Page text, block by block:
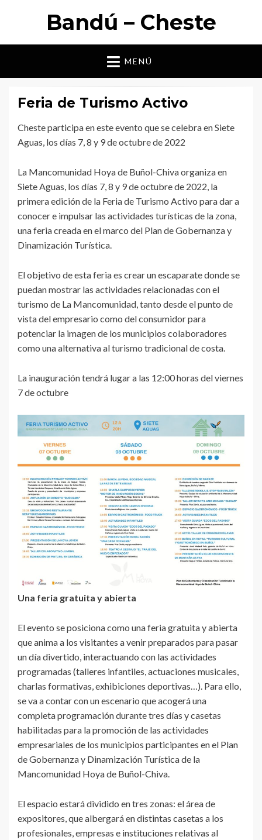
Bandú – Cheste
MENÚ
Feria de Turismo Activo
Cheste participa en este evento que se celebra en Siete
Aguas, los días 7, 8 y 9 de octubre de 2022
La Mancomunidad Hoya de Buñol-Chiva organiza en
Siete Aguas, los días 7, 8 y 9 de octubre de 2022, la
primera edición de la Feria de Turismo Activo para dar a
conocer e impulsar las actividades turísticas de la zona,
una feria creada en el marco del Plan de Gobernanza y
Dinamización Turística.
El objetivo de esta feria es crear un escaparate donde se
puedan mostrar las actividades relacionadas con el
turismo de La Mancomunidad, tanto desde el punto de
vista del empresario como del consumidor para
potenciar la imagen de los municipios colaboradores
como una alternativa al turismo tradicional de costa.
La inauguración tendrá lugar a las 12:00 horas del viernes
7 de octubre
Una feria gratuita y abierta
El evento se posiciona como una feria gratuita y abierta
que anima a los visitantes a venir preparados para pasar
un día divertido, interactuando con las actividades
programadas (talleres infantiles, actuaciones musicales,
charlas formativas, exhibiciones deportivas…). Para ello,
se va a contar con un escenario que acogerá una
completa programación durante tres días y casetas
habilitadas para la promoción de las actividades
empresariales de los municipios participantes en el Plan
de Gobernanza y Dinamización Turística de la
Mancomunidad Hoya de Buñol-Chiva.
El espacio estará dividido en tres zonas: el área de
expositores, que albergará en distintas casetas a los
profesionales, empresas e instituciones relativas al